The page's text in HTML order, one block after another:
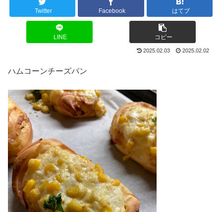
Twitter Facebook はてブ
LINE コピー
2025.02.03 2025.02.02
ハムコーンチーズパン